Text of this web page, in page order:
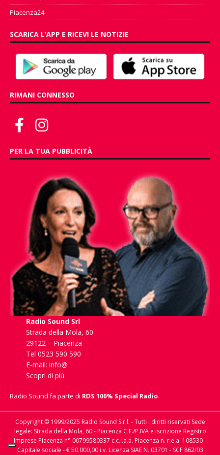
Piacenza24
SCARICA L’APP E RICEVI LE NOTIZIE
RIMANI CONNESSO
PER LA TUA PUBBLICITÀ
Radio Sound Srl
Strada della Mola, 60
29122 – Piacenza
Tel 0523 590 590
E-mail: info@
Scopri di più
Radio Sound fa parte di RDS 100% Special Radio.
Copyright © 1999/2025 Radio Sound S.r.l. - Tutti i diritti riservati Sede
legale: Strada della Mola, 60 - Piacenza C.F./P.IVA e iscrizione Registro
Imprese Piacenza n° 00799580337 c.c.i.a.a. Piacenza n. r.e.a. 108530 -
Capitale sociale - € 50.000,00 i.v. Licenza SIAE N. 03701 - SCF 862/03